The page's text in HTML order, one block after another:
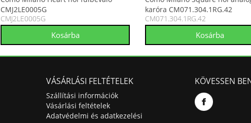
CMJ2LE0005G
CMJ2LE0005G
karóra CM071.304.1RG.42
CM071.304.1RG.42
VÁSÁRLÁSI FELTÉTELEK
Szállítási információk
Vásárlási feltételek
Adatvédelmi és adatkezelési
KÖVESSEN